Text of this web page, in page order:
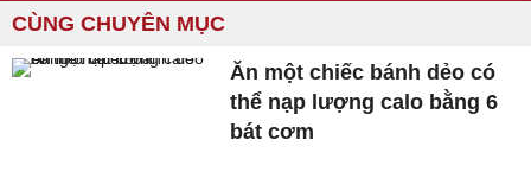
CÙNG CHUYÊN MỤC
Ăn một chiếc bánh dẻo có
thể nạp lượng calo bằng 6
bát cơm